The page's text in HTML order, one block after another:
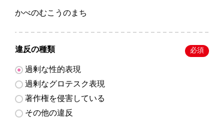
かべのむこうのまち
違反の種類 必須
過剰な性的表現
過剰なグロテスク表現
著作権を侵害している
その他の違反